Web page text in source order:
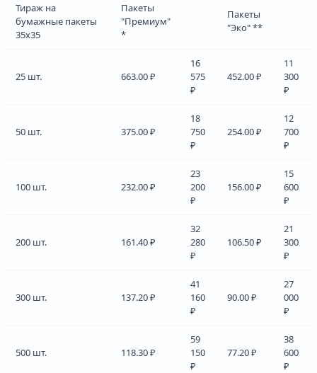
Тираж на
бумажные пакеты
35х35
Пакеты
"Премиум"
*
Пакеты
"Эко" **
25 шт. 663.00 ₽
16
575
₽
452.00 ₽
11
300
₽
50 шт. 375.00 ₽
18
750
₽
254.00 ₽
12
700
₽
100 шт. 232.00 ₽
23
200
₽
156.00 ₽
15
600
₽
200 шт. 161.40 ₽
32
280
₽
106.50 ₽
21
300
₽
300 шт. 137.20 ₽
41
160
₽
90.00 ₽
27
000
₽
500 шт. 118.30 ₽
59
150
₽
77.20 ₽
38
600
₽